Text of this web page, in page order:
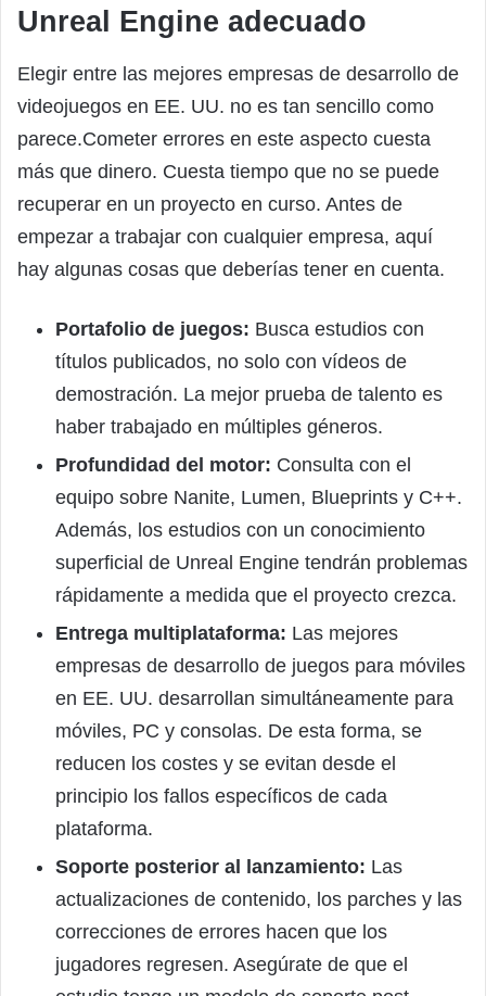
Unreal Engine adecuado
Elegir entre las mejores empresas de desarrollo de
videojuegos en EE. UU. no es tan sencillo como
parece.Cometer errores en este aspecto cuesta
más que dinero. Cuesta tiempo que no se puede
recuperar en un proyecto en curso. Antes de
empezar a trabajar con cualquier empresa, aquí
hay algunas cosas que deberías tener en cuenta.
Portafolio de juegos: Busca estudios con
títulos publicados, no solo con vídeos de
demostración. La mejor prueba de talento es
haber trabajado en múltiples géneros.
Profundidad del motor: Consulta con el
equipo sobre Nanite, Lumen, Blueprints y C++.
Además, los estudios con un conocimiento
superficial de Unreal Engine tendrán problemas
rápidamente a medida que el proyecto crezca.
Entrega multiplataforma: Las mejores
empresas de desarrollo de juegos para móviles
en EE. UU. desarrollan simultáneamente para
móviles, PC y consolas. De esta forma, se
reducen los costes y se evitan desde el
principio los fallos específicos de cada
plataforma.
Soporte posterior al lanzamiento: Las
actualizaciones de contenido, los parches y las
correcciones de errores hacen que los
jugadores regresen. Asegúrate de que el